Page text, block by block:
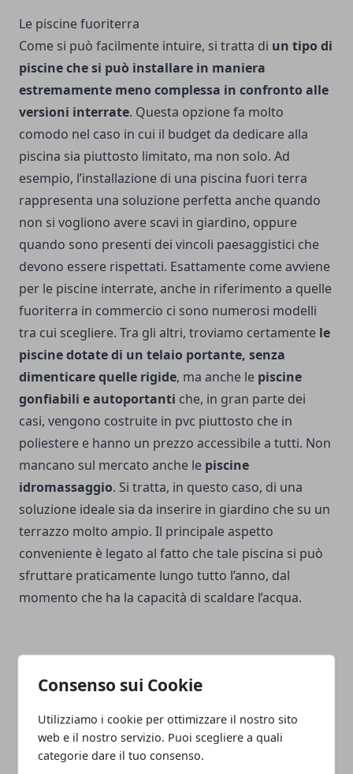
Consenso sui Cookie
Utilizziamo i cookie per ottimizzare il nostro sito
web e il nostro servizio. Puoi scegliere a quali
categorie dare il tuo consenso.
Le piscine fuoriterra
Come si può facilmente intuire, si tratta di un tipo di
piscine che si può installare in maniera
estremamente meno complessa in confronto alle
versioni interrate. Questa opzione fa molto
comodo nel caso in cui il budget da dedicare alla
piscina sia piuttosto limitato, ma non solo. Ad
esempio, l’installazione di una piscina fuori terra
rappresenta una soluzione perfetta anche quando
non si vogliono avere scavi in giardino, oppure
quando sono presenti dei vincoli paesaggistici che
devono essere rispettati. Esattamente come avviene
per le piscine interrate, anche in riferimento a quelle
fuoriterra in commercio ci sono numerosi modelli
tra cui scegliere. Tra gli altri, troviamo certamente le
piscine dotate di un telaio portante, senza
dimenticare quelle rigide, ma anche le piscine
gonfiabili e autoportanti che, in gran parte dei
casi, vengono costruite in pvc piuttosto che in
poliestere e hanno un prezzo accessibile a tutti. Non
mancano sul mercato anche le piscine
idromassaggio. Si tratta, in questo caso, di una
soluzione ideale sia da inserire in giardino che su un
terrazzo molto ampio. Il principale aspetto
conveniente è legato al fatto che tale piscina si può
sfruttare praticamente lungo tutto l’anno, dal
momento che ha la capacità di scaldare l’acqua.